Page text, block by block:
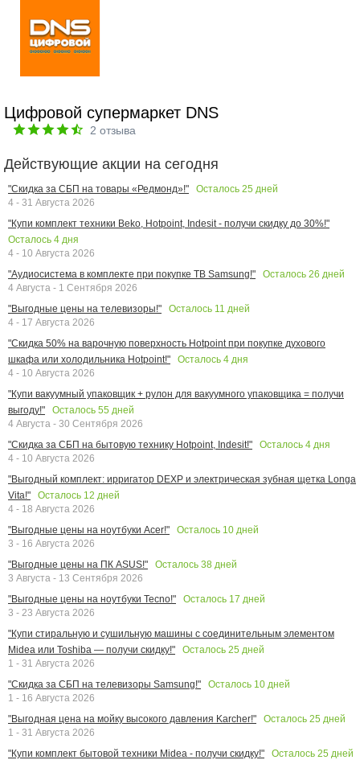
Цифровой супермаркет DNS
2 отзыва
Действующие акции на сегодня
"Скидка за СБП на товары «Редмонд»!" Осталось 25 дней
4 - 31 Августа 2026
"Купи комплект техники Beko, Hotpoint, Indesit - получи скидку до 30%!"
Осталось 4 дня
4 - 10 Августа 2026
"Аудиосистема в комплекте при покупке ТВ Samsung!"
Осталось 26 дней
4 Августа - 1 Сентября 2026
"Выгодные цены на телевизоры!"
Осталось 11 дней
4 - 17 Августа 2026
"Скидка 50% на варочную поверхность Hotpoint при покупке духового
шкафа или холодильника Hotpoint!"
Осталось 4 дня
4 - 10 Августа 2026
"Купи вакуумный упаковщик + рулон для вакуумного упаковщика = получи
выгоду!"
Осталось 55 дней
4 Августа - 30 Сентября 2026
"Скидка за СБП на бытовую технику Hotpoint, Indesit!"
Осталось 4 дня
4 - 10 Августа 2026
"Выгодный комплект: ирригатор DEXP и электрическая зубная щетка Longa
Vita!"
Осталось 12 дней
4 - 18 Августа 2026
"Выгодные цены на ноутбуки Acer!"
Осталось 10 дней
3 - 16 Августа 2026
"Выгодные цены на ПК ASUS!"
Осталось 38 дней
3 Августа - 13 Сентября 2026
"Выгодные цены на ноутбуки Tecno!"
Осталось 17 дней
3 - 23 Августа 2026
"Купи стиральную и сушильную машины с соединительным элементом
Midea или Toshiba — получи скидку!"
Осталось 25 дней
1 - 31 Августа 2026
"Скидка за СБП на телевизоры Samsung!"
Осталось 10 дней
1 - 16 Августа 2026
"Выгодная цена на мойку высокого давления Karcher!"
Осталось 25 дней
1 - 31 Августа 2026
"Купи комплект бытовой техники Midea - получи скидку!"
Осталось 25 дней